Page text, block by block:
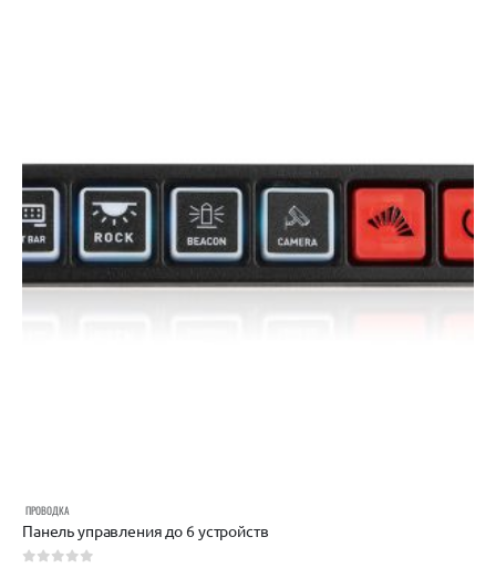
ПРОВОДКА
Панель управления до 6 устройств